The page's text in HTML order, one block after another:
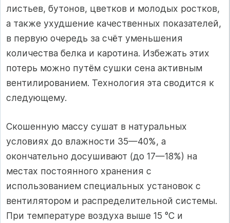
листьев, бутонов, цветков и молодых ростков,
а также ухудшение качественных показателей,
в первую очередь за счёт уменьшения
количества белка и каротина. Избежать этих
потерь можно путём сушки сена активным
вентилированием. Технология эта сводится к
следующему.
Скошенную массу сушат в натуральных
условиях до влажности 35—40%, а
окончательно досушивают (до 17—18%) на
местах постоянного хранения с
использованием специальных установок с
вентилятором и распределительной системы.
При температуре воздуха выше 15 °С и